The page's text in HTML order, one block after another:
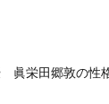
眞栄田郷敦の性格